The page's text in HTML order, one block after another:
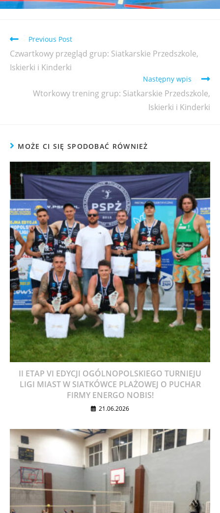
Previous Post
Czwartkowy przegląd grup: Siatkarskie Przedszkole,
Iskierki i Kinderki
Następny wpis
Wtorkowy trening grup: Siatkarskie Przedszkole,
Iskierki i Kinderki
MOŻE CI SIĘ SPODOBAĆ RÓWNIEŻ
II ETAP VI EDYCJI OGÓLNOPOLSKIEGO TURNIEJU
LIGI MIAST W SIATKÓWCE PLAŻOWEJ O PUCHAR
FIRMY ENERGO NOBIS!
21.06.2026